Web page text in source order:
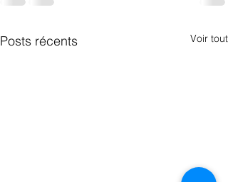
Posts récents Voir tout